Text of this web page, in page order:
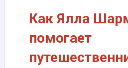
Как Ялла
помогает